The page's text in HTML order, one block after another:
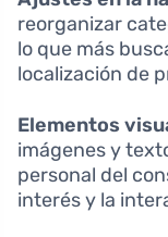
reorganizar
lo que más
localización de
Elementos
imágenes y
personal del
interés y la